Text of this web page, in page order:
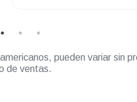
pueden variar sin
de ventas.